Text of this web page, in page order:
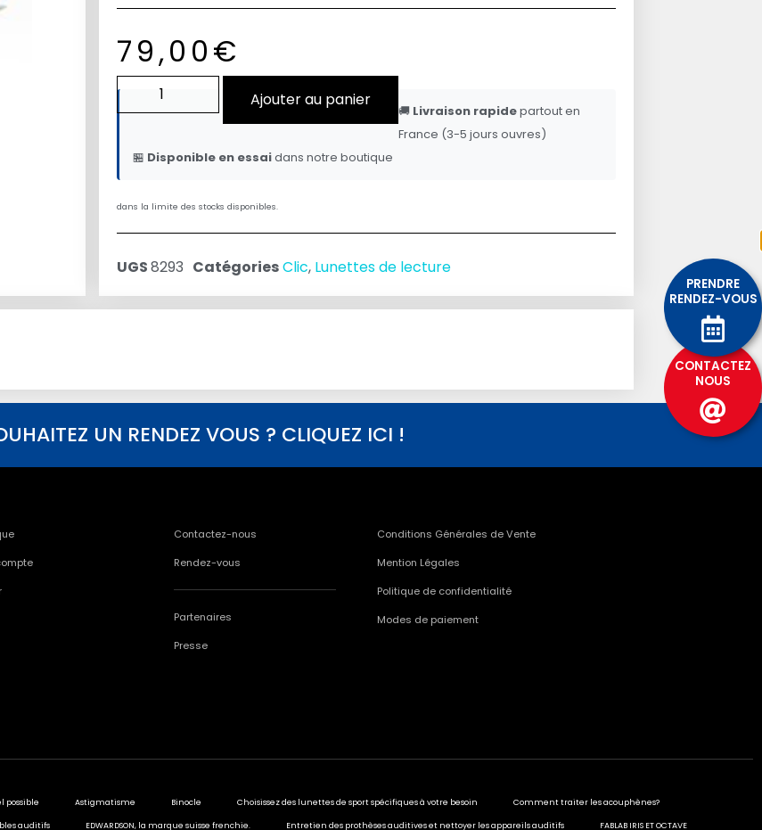
79,00€
Ajouter au panier
🚚 Livraison rapidepartout en
France (3-5 jours ouvres)
🏪 Disponible en essaidans notre boutique
dans la limite des stocks disponibles.
UGS8293 CatégoriesClic, Lunettes de lecture
UN RENDEZ VOUS ? CLIQUEZ ICI !
Contactez-nous
Rendez-vous
Partenaires
Presse
Conditions Générales de Vente
Mention Légales
Politique de confidentialité
Modes de paiement
possible Astigmatisme Binocle Choisissez des lunettes de sport spécifiques à votre besoin Comment traiter les acouphènes?
auditifs EDWARDSON, la marque suisse frenchie. Entretien des prothèses auditives et nettoyer les appareils auditifs FABLAB IRIS ET OCTAVE
PRENDRE
RENDEZ-VOUS
CONTACTEZ
NOUS